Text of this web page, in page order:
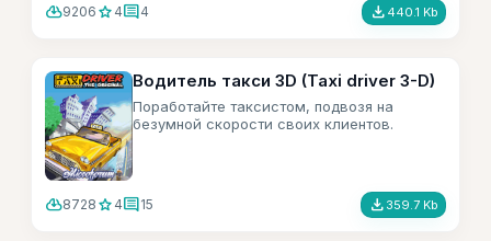
cloud_download9206 star 4comment4 file_download 440.1 Kb
Водитель такси 3D (Taxi driver 3-D)
Поработайте таксистом, подвозя на
безумной скорости своих клиентов.
cloud_download8728 star 4comment15 file_download 359.7 Kb